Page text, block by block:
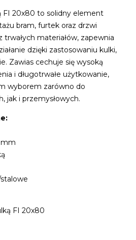
FI 20x80 to solidny element
bram, furtek oraz drzwi
materiałów, zapewnia
dzięki zastosowaniu kulki,
Zawias cechuje się wysoką
i długotrwałe użytkowanie,
wyborem zarówno do
jak i przemysłowych.
mm
FI 20x80